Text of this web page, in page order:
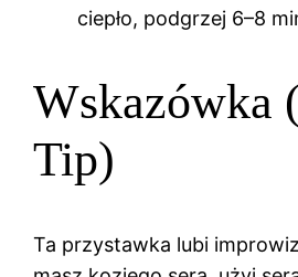
ciepło, podgrzej 6–8
Wskazówka
Tip)
Ta przystawka lubi